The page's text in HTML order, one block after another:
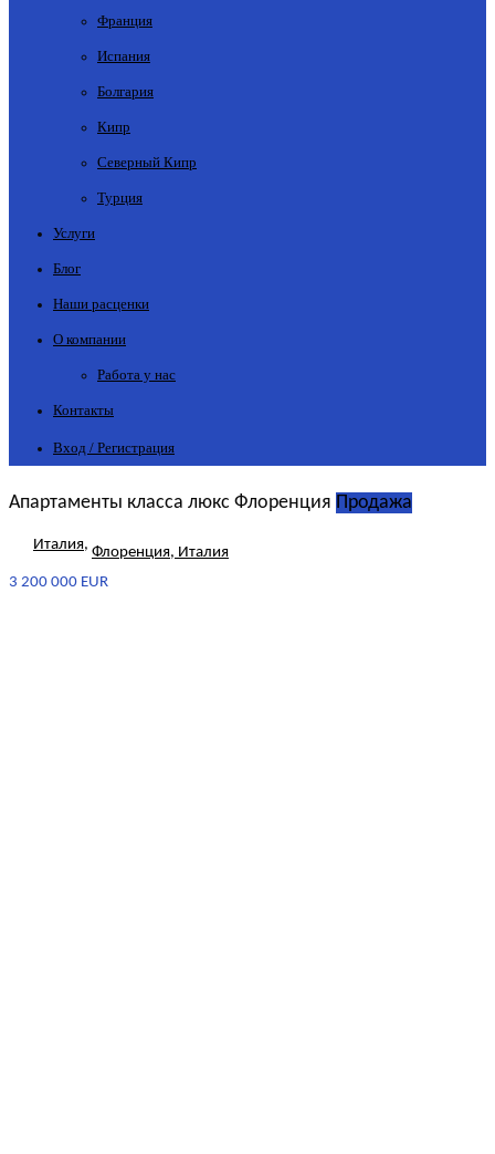
Франция
Испания
Болгария
Кипр
Северный Кипр
Турция
Услуги
Блог
Наши расценки
О компании
Работа у нас
Контакты
Вход / Регистрация
Апартаменты класса люкс Флоренция Продажа
Италия, Флоренция, Италия
3 200 000 EUR